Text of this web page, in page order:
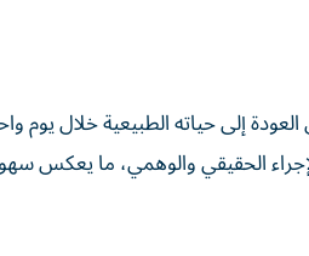
إلى حياته الطبيعية خلال يوم
الحقيقي والوهمي، ما يعكس